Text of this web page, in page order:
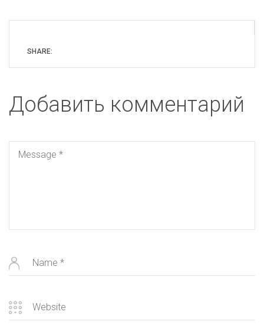
SHARE:
Добавить комментарий